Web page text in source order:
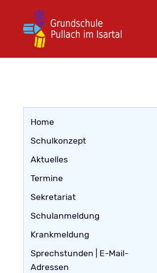
Home
Schulkonzept
Aktuelles
Termine
Sekretariat
Schulanmeldung
Krankmeldung
Sprechstunden | E-Mail-
Adressen